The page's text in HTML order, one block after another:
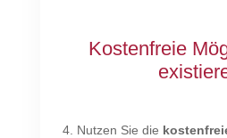
Kostenfreie
4. Nutzen Sie die